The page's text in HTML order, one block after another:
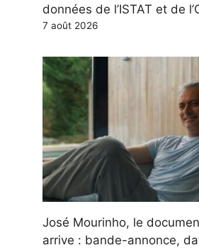
données de l’ISTAT et de
7 août 2026
José Mourinho, le
arrive : bande-annonce,